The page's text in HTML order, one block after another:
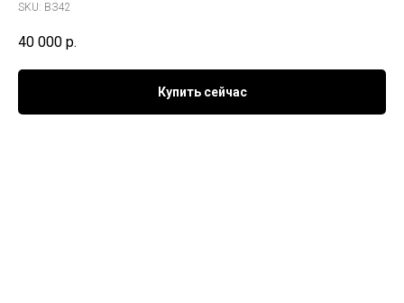
SKU: ВЗ42
40 000 р.
Купить сейчас